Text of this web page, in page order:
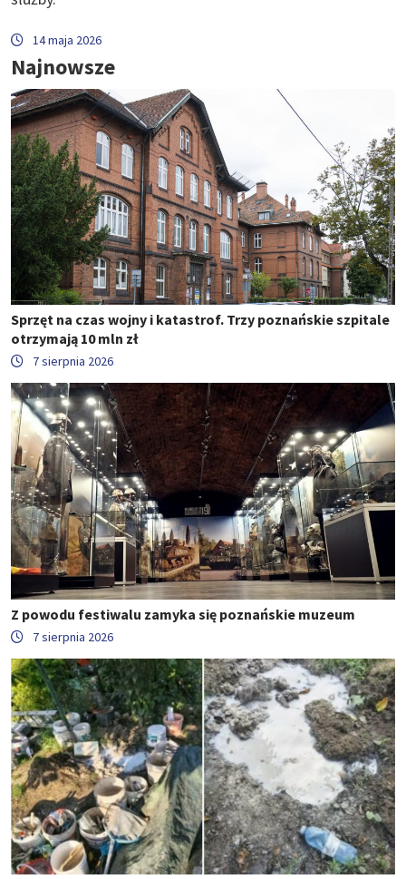
14 maja 2026
Najnowsze
Sprzęt na czas wojny i katastrof. Trzy poznańskie szpitale
otrzymają 10 mln zł
7 sierpnia 2026
Z powodu festiwalu zamyka się poznańskie muzeum
7 sierpnia 2026